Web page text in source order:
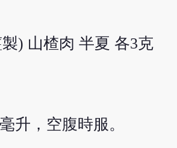
) 山楂肉 半夏 各3克
升，空腹時服。